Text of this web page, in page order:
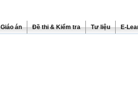
Giáo án Đề thi & Kiểm tra Tư liệu E-